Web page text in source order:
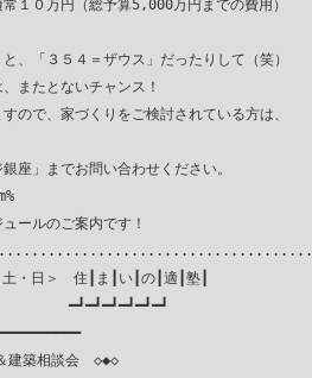
１０万円（総予算5,000万円までの費用）
、「３５４＝ザウス」だったりして（笑）
またとないチャンス！
ので、家づくりをご検討されている方は、
座」までお問い合わせください。
ールのご案内です！
住┃ま┃い┃の┃適┃塾┃
相談会　◇◆◇